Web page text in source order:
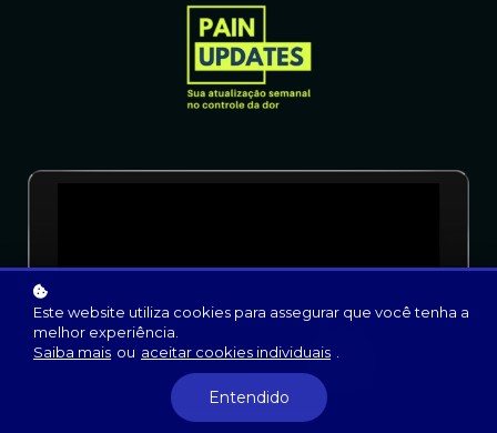
Este website utiliza cookies para assegurar que você tenha a
melhor experiência.
Saiba mais ou aceitar cookies individuais
Entendido